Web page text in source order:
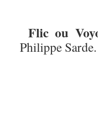
Flic ou
Philippe Sarde.